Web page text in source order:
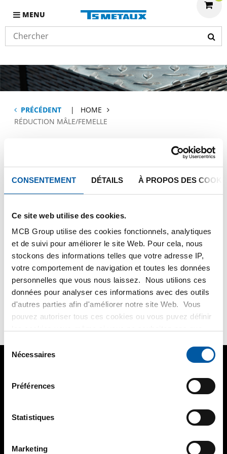
CONSENTEMENT DÉTAILS À PROPOS DES
Ce site web utilise des cookies.
MCB Group utilise des cookies fonctionnels, analytiques
et de suivi pour améliorer le site Web. Pour cela, nous
stockons des informations telles que votre adresse IP,
votre comportement de navigation et toutes les données
personnelles que vous nous laissez. Nous utilions ces
données pour analyser ces informations avec des outils
d'autres parties afin d'améliorer notre site Web. Vous
pouvez autoriser tous ces cookies ou vous puvez définir
plus d'informations sur les cookies que nous conservons
et les parties avec lesquelles nous travaillons dans notre
règlementICI
Sélection
Nécessaires
Préférences
Statistiques
Marketing
MENU
PRÉCÉDENT
HOME
RÉDUCTION MÂLE/FEMELLE
Réduction
mâle/femelle
LEES MEER
Pas d'article trouvé Réduction mâle/femelle
Vous n'avez pas trouvé ce que vous cherchez? Un
COLLABORATEURpeut vous aider!
Mon Espace Client
À propos de TS Métaux